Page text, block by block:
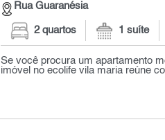
Rua Guaranésia
2 quartos 1 suíte
Se você procura um apartamento
imóvel no ecolife vila maria reúne